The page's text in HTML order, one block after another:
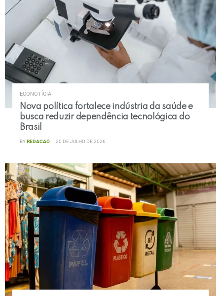
ECONOTÍCIA
Nova política fortalece indústria da saúde e
busca reduzir dependência tecnológica do
Brasil
BYREDACAO 20 DE JULHO DE 2026